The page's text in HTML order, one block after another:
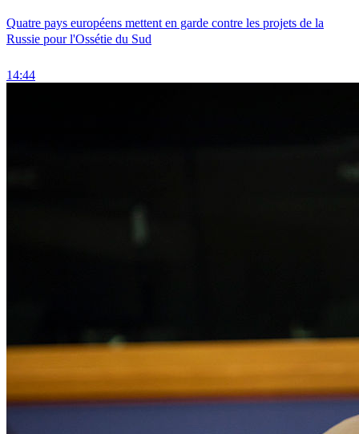
Quatre pays européens mettent en garde contre les projets de la
Russie pour l'Ossétie du Sud
14:44